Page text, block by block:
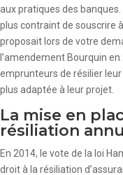
aux pratiques des banques.
plus contraint de souscrire
proposait lors de votre
l’amendement Bourquin
emprunteurs de résilier
plus adaptée à leur projet.
La mise en
résiliation
En 2014, le vote de la loi
droit à la résiliation